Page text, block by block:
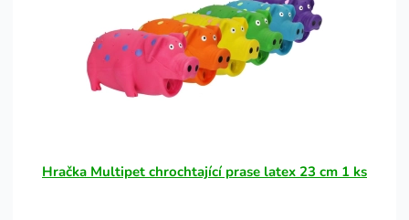
Hračka Multipet chrochtající prase latex 23 cm 1 ks